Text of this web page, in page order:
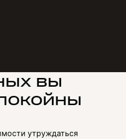
вы
утруждаться